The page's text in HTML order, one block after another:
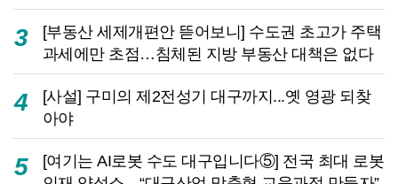
3
[부동산 세제개편안 뜯어보니] 수도권 초고가 주택
과세에만 초점…침체된 지방 부동산 대책은 없다
4
[사설] 구미의 제2전성기 대구까지...옛 영광 되찾
아야
5
[여기는 AI로봇 수도 대구입니다⑤] 전국 최대 로봇